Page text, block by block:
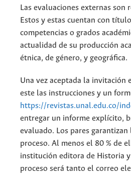
Las evaluaciones externas son
Estos y estas cuentan con
competencias o grados
actualidad de su producción
étnica, de género, y geográfica.
Una vez aceptada la
este las instrucciones y un
https://revistas.unal.edu.co/
entregar un informe explícito,
evaluado. Los pares
proceso. Al menos el 80 % de
institución editora de Historia y
proceso será tanto el correo